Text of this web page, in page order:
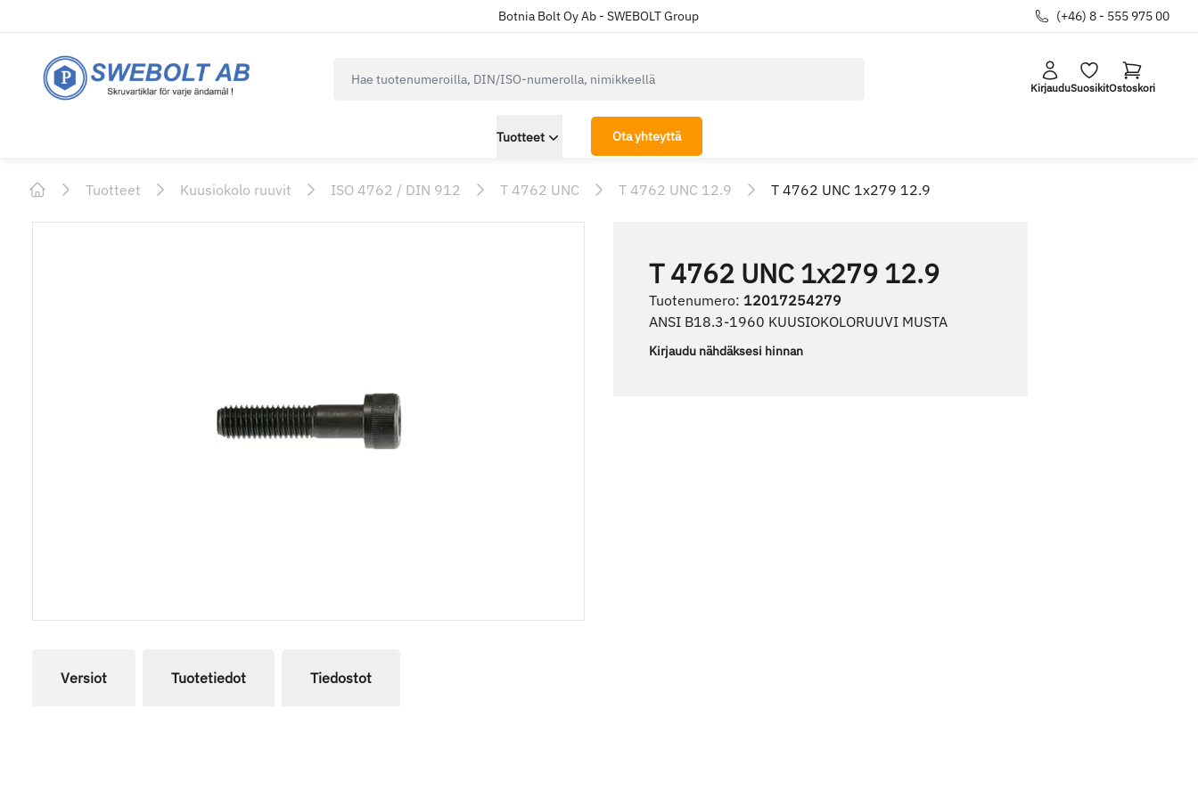
Botnia Bolt Oy Ab - SWEBOLT Group (+46) 8 - 555 975 00
KirjauduSuosikitOstoskori
Tuotteet Ota yhteyttä
Tuotteet Kuusiokolo ruuvit ISO 4762 / DIN 912 T 4762 UNC T 4762 UNC 12.9 T 4762 UNC 1x279 12.9
T 4762 UNC 1x279 12.9
Tuotenumero: 12017254279
ANSI B18.3-1960 KUUSIOKOLORUUVI MUSTA
Kirjaudu nähdäksesi hinnan
Versiot Tuotetiedot Tiedostot